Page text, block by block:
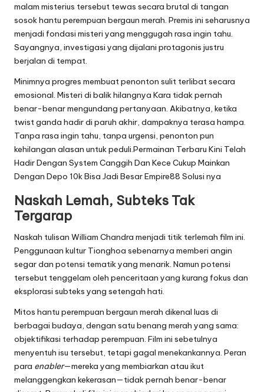
malam misterius tersebut tewas secara brutal di tangan
sosok hantu perempuan bergaun merah. Premis ini seharusnya
menjadi fondasi misteri yang menggugah rasa ingin tahu.
Sayangnya, investigasi yang dijalani protagonis justru
berjalan di tempat.
Minimnya progres membuat penonton sulit terlibat secara
emosional. Misteri di balik hilangnya Kara tidak pernah
benar-benar mengundang pertanyaan. Akibatnya, ketika
twist ganda hadir di paruh akhir, dampaknya terasa hampa.
Tanpa rasa ingin tahu, tanpa urgensi, penonton pun
kehilangan alasan untuk peduli.Permainan Terbaru Kini Telah
Hadir Dengan System Canggih Dan Kece Cukup Mainkan
Dengan Depo 10k Bisa Jadi BesarEmpire88 Solusi nya
Naskah Lemah, Subteks Tak
Tergarap
Naskah tulisan William Chandra menjadi titik terlemah film ini.
Penggunaan kultur Tionghoa sebenarnya memberi angin
segar dan potensi tematik yang menarik. Namun potensi
tersebut tenggelam oleh penceritaan yang kurang fokus dan
eksplorasi subteks yang setengah hati.
Mitos hantu perempuan bergaun merah dikenal luas di
berbagai budaya, dengan satu benang merah yang sama:
objektifikasi terhadap perempuan. Film ini sebetulnya
menyentuh isu tersebut, tetapi gagal menekankannya. Peran
para enabler—mereka yang membiarkan atau ikut
melanggengkan kekerasan—tidak pernah benar-benar